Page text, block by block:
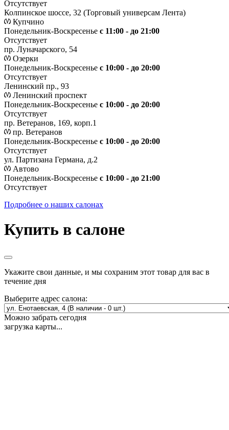
Отсутствует
Колпинское шоссе, 32 (Торговый универсам Лента)
Купчино
Понедельник-Воскресенье с 11:00 - до 21:00
Отсутствует
пр. Луначарского, 54
Озерки
Понедельник-Воскресенье с 10:00 - до 20:00
Отсутствует
Ленинский пр., 93
Ленинский проспект
Понедельник-Воскресенье с 10:00 - до 20:00
Отсутствует
пр. Ветеранов, 169, корп.1
пр. Ветеранов
Понедельник-Воскресенье с 10:00 - до 20:00
Отсутствует
ул. Партизана Германа, д.2
Автово
Понедельник-Воскресенье с 10:00 - до 21:00
Отсутствует
Подробнее о наших салонах
Купить в салоне
Укажите свои данные, и мы сохраним этот товар для вас в
течение дня
Выберите адрес салона:
Можно забрать сегодня
загрузка карты...